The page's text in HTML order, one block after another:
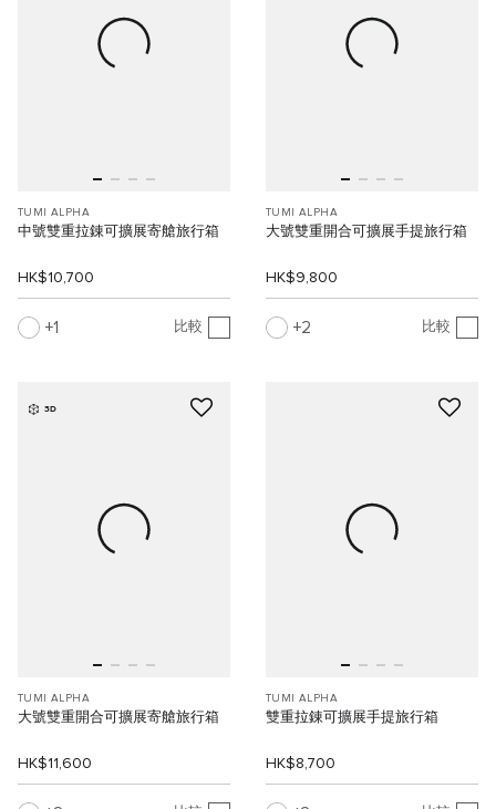
TUMI ALPHA
中號雙重拉錬可擴展寄艙旅行箱
HK$10,700
1 比較
TUMI ALPHA
大號雙重開合可擴展手提旅行箱
HK$9,800
2 比較
3D
TUMI ALPHA
大號雙重開合可擴展寄艙旅行箱
HK$11,600
TUMI ALPHA
雙重拉錬可擴展手提旅行箱
HK$8,700